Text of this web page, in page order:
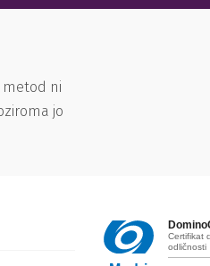
metod ni
jo
Certifikat
odličnosti